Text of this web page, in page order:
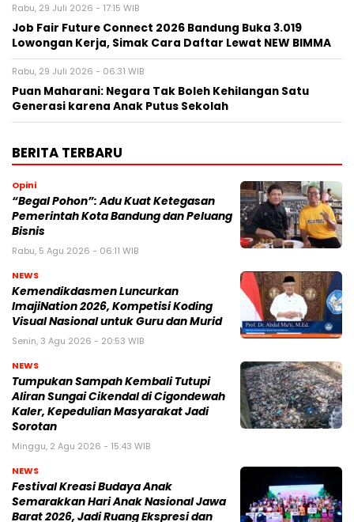
Rabu, 29 Juli 2026 - 17:15 WIB
Job Fair Future Connect 2026 Bandung Buka 3.019
Lowongan Kerja, Simak Cara Daftar Lewat NEW BIMMA
Rabu, 29 Juli 2026 - 06:31 WIB
Puan Maharani: Negara Tak Boleh Kehilangan Satu
Generasi karena Anak Putus Sekolah
BERITA TERBARU
Opini
“Begal Pohon”: Adu Kuat Ketegasan
Pemerintah Kota Bandung dan Peluang
Bisnis
Rabu, 5 Agu 2026 - 06:11 WIB
NEWS
Kemendikdasmen Luncurkan
ImajiNation 2026, Kompetisi Koding
Visual Nasional untuk Guru dan Murid
Senin, 3 Agu 2026 - 20:53 WIB
NEWS
Tumpukan Sampah Kembali Tutupi
Aliran Sungai Cikendal di Cigondewah
Kaler, Kepedulian Masyarakat Jadi
Sorotan
Minggu, 2 Agu 2026 - 15:43 WIB
NEWS
Festival Kreasi Budaya Anak
Semarakkan Hari Anak Nasional Jawa
Barat 2026, Jadi Ruang Ekspresi dan